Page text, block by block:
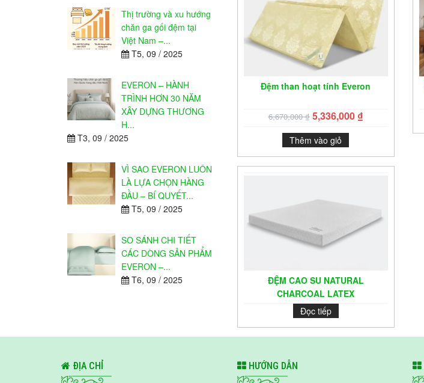
Thị trường và xu hướng
chăn ga gối đệm tại
Việt Nam –...
T5, 09 / 2025
EVERON – HÀNH
TRÌNH HƠN 30 NĂM
XÂY DỰNG THƯƠNG
H...
T3, 09 / 2025
VÌ SAO EVERON LUÔN
LÀ LỰA CHỌN HÀNG
ĐẦU – BÍ QUYẾT...
T5, 09 / 2025
SO SÁNH CHI TIẾT
CÁC DÒNG SẢN PHẨM
EVERON –...
T6, 09 / 2025
Đệm than hoạt tính Everon
6,670,000₫ 5,336,000 ₫
Thêm vào giỏ
ĐỆM CAO SU NATURAL
CHARCOAL LATEX
Đọc tiếp
ĐỊA CHỈ HƯỚNG DẪN